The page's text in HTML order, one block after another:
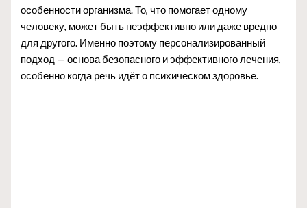
особенности организма. То, что помогает одному
человеку, может быть неэффективно или даже вредно
для другого. Именно поэтому персонализированный
подход — основа безопасного и эффективного лечения,
особенно когда речь идёт о психическом здоровье.